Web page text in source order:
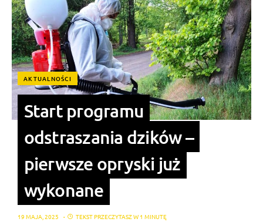
AKTUALNOŚCI
Start programu
odstraszania dzików –
pierwsze opryski już
wykonane
19 MAJA, 2025 TEKST PRZECZYTASZ W 1 MINUTĘ